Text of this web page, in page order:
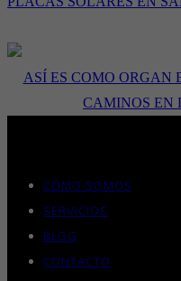
ASÍ ES COMO ORGAN
CAMINOS EN
CÓMO SOMOS
SERVICIOS
BLOG
CONTACTO